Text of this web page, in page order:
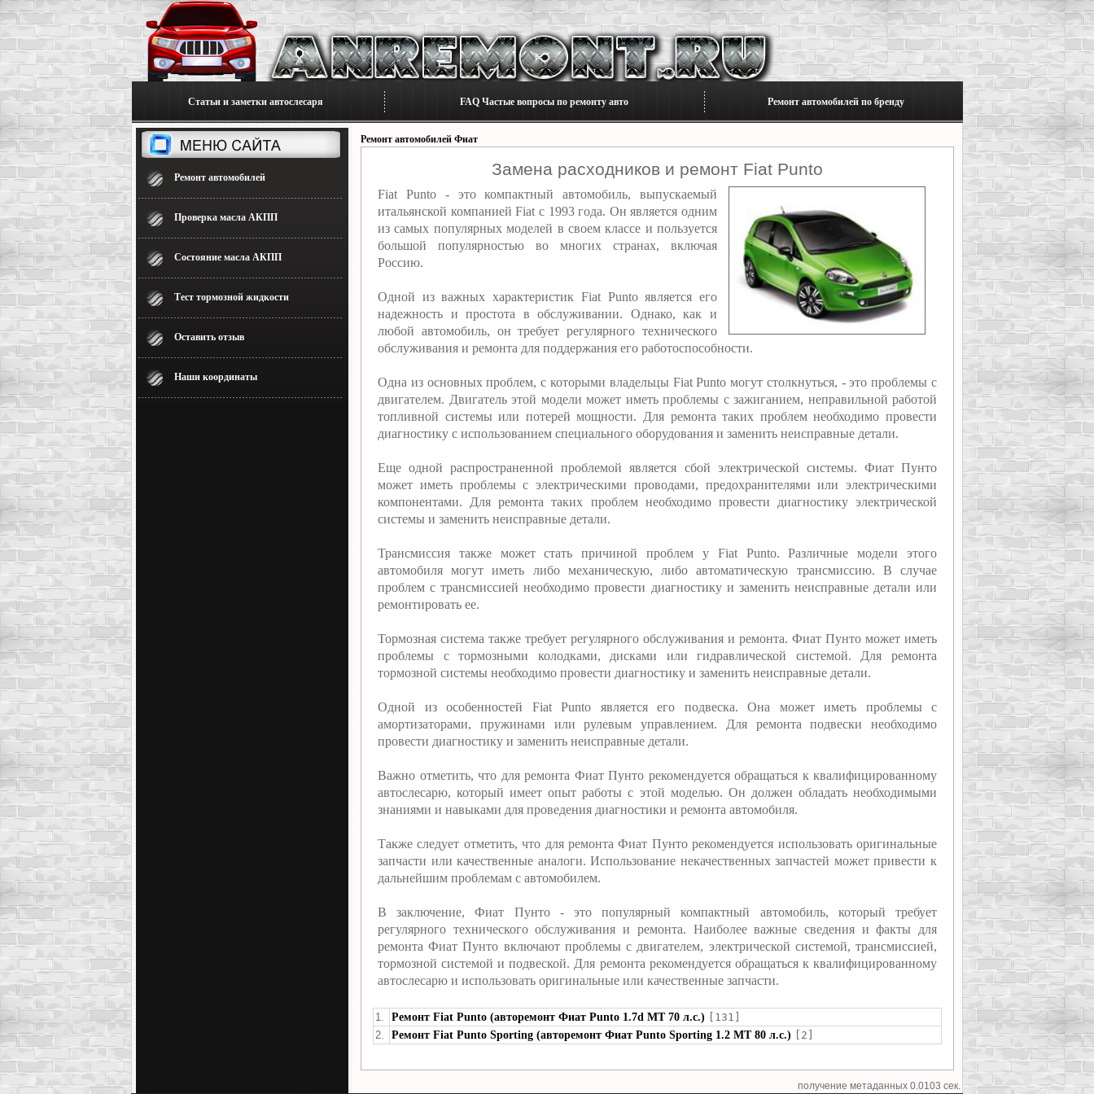
Статьи и заметки автослесаря FAQ Частые вопросы по ремонту авто Ремонт автомобилей по бренду
Ремонт автомобилей
Проверка масла АКПП
Состояние масла АКПП
Тест тормозной жидкости
Оставить отзыв
Наши координаты
Ремонт автомобилей Фиат
Замена расходников и ремонт Fiat Punto
Fiat Punto - это компактный автомобиль, выпускаемый
итальянской компанией Fiat с 1993 года. Он является одним
из самых популярных моделей в своем классе и пользуется
большой популярностью во многих странах, включая
Россию.
Одной из важных характеристик Fiat Punto является его
надежность и простота в обслуживании. Однако, как и
любой автомобиль, он требует регулярного технического
обслуживания и ремонта для поддержания его работоспособности.
Одна из основных проблем, с которыми владельцы Fiat Punto могут столкнуться, - это проблемы с
двигателем. Двигатель этой модели может иметь проблемы с зажиганием, неправильной работой
топливной системы или потерей мощности. Для ремонта таких проблем необходимо провести
диагностику с использованием специального оборудования и заменить неисправные детали.
Еще одной распространенной проблемой является сбой электрической системы. Фиат Пунто
может иметь проблемы с электрическими проводами, предохранителями или электрическими
компонентами. Для ремонта таких проблем необходимо провести диагностику электрической
системы и заменить неисправные детали.
Трансмиссия также может стать причиной проблем у Fiat Punto. Различные модели этого
автомобиля могут иметь либо механическую, либо автоматическую трансмиссию. В случае
проблем с трансмиссией необходимо провести диагностику и заменить неисправные детали или
ремонтировать ее.
Тормозная система также требует регулярного обслуживания и ремонта. Фиат Пунто может иметь
проблемы с тормозными колодками, дисками или гидравлической системой. Для ремонта
тормозной системы необходимо провести диагностику и заменить неисправные детали.
Одной из особенностей Fiat Punto является его подвеска. Она может иметь проблемы с
амортизаторами, пружинами или рулевым управлением. Для ремонта подвески необходимо
провести диагностику и заменить неисправные детали.
Важно отметить, что для ремонта Фиат Пунто рекомендуется обращаться к квалифицированному
автослесарю, который имеет опыт работы с этой моделью. Он должен обладать необходимыми
знаниями и навыками для проведения диагностики и ремонта автомобиля.
Также следует отметить, что для ремонта Фиат Пунто рекомендуется использовать оригинальные
запчасти или качественные аналоги. Использование некачественных запчастей может привести к
дальнейшим проблемам с автомобилем.
В заключение, Фиат Пунто - это популярный компактный автомобиль, который требует
регулярного технического обслуживания и ремонта. Наиболее важные сведения и факты для
ремонта Фиат Пунто включают проблемы с двигателем, электрической системой, трансмиссией,
тормозной системой и подвеской. Для ремонта рекомендуется обращаться к квалифицированному
автослесарю и использовать оригинальные или качественные запчасти.
1. Ремонт Fiat Punto (авторемонт Фиат Punto 1.7d MT 70 л.с.)
[131]
2.
Ремонт Fiat Punto Sporting (авторемонт Фиат Punto Sporting 1.2 MT 80 л.с.) [2]
получение метаданных 0.0103 сек.